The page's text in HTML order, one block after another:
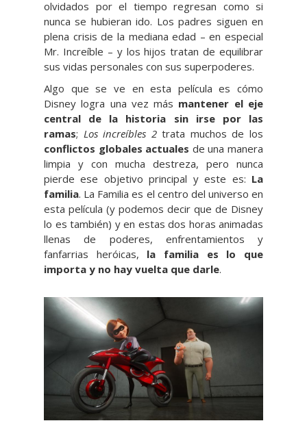
olvidados por el tiempo regresan como si
nunca se hubieran ido. Los padres siguen en
plena crisis de la mediana edad – en especial
Mr. Increíble – y los hijos tratan de equilibrar
sus vidas personales con sus superpoderes.
Algo que se ve en esta película es cómo
Disney logra una vez más mantener el eje
central de la historia sin irse por las
ramas; Los increíbles 2trata muchos de los
conflictos globales actuales de una manera
limpia y con mucha destreza, pero nunca
pierde ese objetivo principal y este es: La
familia. La Familia es el centro del universo en
esta película (y podemos decir que de Disney
lo es también) y en estas dos horas animadas
llenas de poderes, enfrentamientos y
fanfarrias heróicas, la familia es lo que
importa y no hay vuelta que darle.